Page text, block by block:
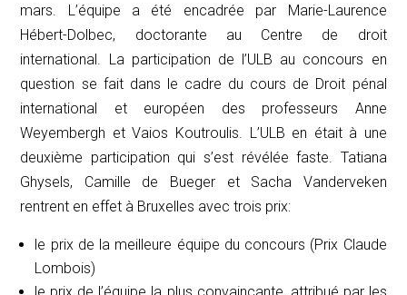
mars. L’équipe a été encadrée par Marie-Laurence
Hébert-Dolbec, doctorante au Centre de droit
international. La participation de l’ULB au concours en
question se fait dans le cadre du cours de Droit pénal
international et européen des professeurs Anne
Weyembergh et Vaios Koutroulis. L’ULB en était à une
deuxième participation qui s’est révélée faste. Tatiana
Ghysels, Camille de Bueger et Sacha Vanderveken
rentrent en effet à Bruxelles avec trois prix:
le prix de la meilleure équipe du concours (Prix Claude
Lombois)